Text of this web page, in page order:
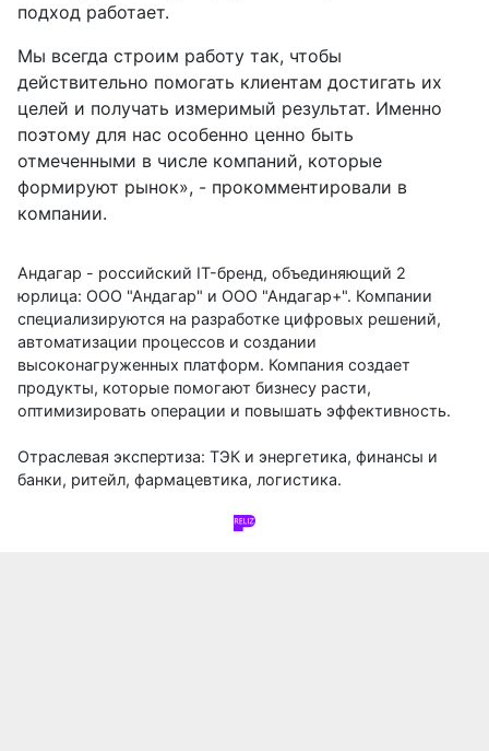
подход работает.
Мы всегда строим работу так, чтобы
действительно помогать клиентам достигать их
целей и получать измеримый результат. Именно
поэтому для нас особенно ценно быть
отмеченными в числе компаний, которые
формируют рынок», - прокомментировали в
компании.
Андагар - российский IT-бренд, объединяющий 2
юрлица: ООО "Андагар" и ООО "Андагар+". Компании
специализируются на разработке цифровых решений,
автоматизации процессов и создании
высоконагруженных платформ. Компания создает
продукты, которые помогают бизнесу расти,
оптимизировать операции и повышать эффективность.
Отраслевая экспертиза: ТЭК и энергетика, финансы и
банки, ритейл, фармацевтика, логистика.